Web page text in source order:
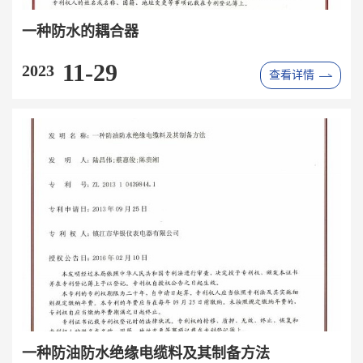
一种防水的耦合器
查看详情
2023 11-29
一种防油防水绝缘电缆料及其制备方法